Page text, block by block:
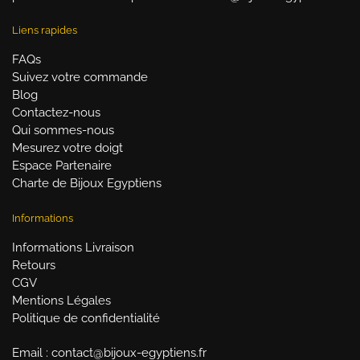
Liens rapides
FAQs
Suivez votre commande
Blog
Contactez-nous
Qui sommes-nous
Mesurez votre doigt
Espace Partenaire
Charte de Bijoux Egyptiens
Informations
Informations Livraison
Retours
CGV
Mentions Légales
Politique de confidentialité
Email : contact@bijoux-egyptiens.fr